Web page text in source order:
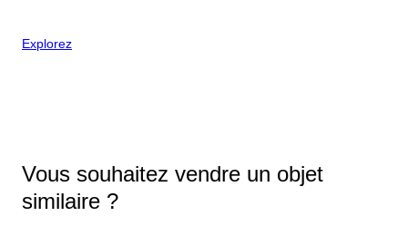
Explorez
Vous souhaitez vendre un objet
similaire ?